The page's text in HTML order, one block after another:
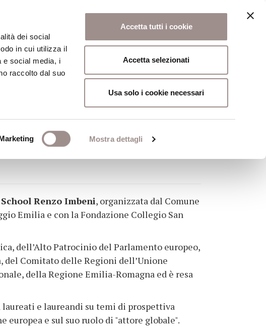
dei social
in cui utilizza il
e social media, i
raccolto dal suo
Mostra dettagli
Accetta tutti i cookie
Accetta selezionati
Usa solo i cookie necessari
Religiosi Scuola Alti Studi
EUROPEA
Le domande di partecipazione
Renzo Imbeni, organizzata dal Comune
Emilia e con la Fondazione Collegio San
dell’Alto Patrocinio del Parlamento europeo,
del Comitato delle Regioni dell’Unione
della Regione Emilia-Romagna ed è resa
laureati e laureandi su temi di prospettiva
europea e sul suo ruolo di "attore globale".